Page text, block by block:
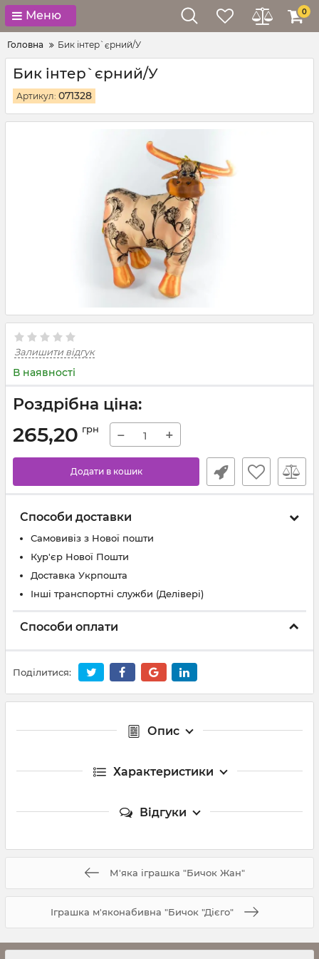
Меню 0
Головна Бик інтер`єрний/У
Бик інтер`єрний/У
Артикул: 071328
Залишити відгук
В наявності
Роздрібна ціна:
265,20 грн − +
Додати в кошик
Способи доставки
Самовивіз з Нової пошти
Кур'єр Нової Пошти
Доставка Укрпошта
Інші транспортні служби (Делівері)
Способи оплати
Поділитися:
Опис
Характеристики
Відгуки
М'яка іграшка "Бичок Жан"
Іграшка м'яконабивна "Бичок "Дієго"